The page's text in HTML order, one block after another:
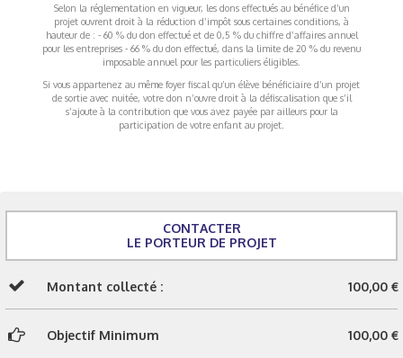
Selon la réglementation en vigueur, les dons effectués au bénéfice d’un
projet ouvrent droit à la réduction d’impôt sous certaines conditions, à
hauteur de : - 60 % du don effectué et de 0,5 % du chiffre d’affaires annuel
pour les entreprises - 66 % du don effectué, dans la limite de 20 % du revenu
imposable annuel pour les particuliers éligibles.
Si vous appartenez au même foyer fiscal qu’un élève bénéficiaire d’un projet
de sortie avec nuitée, votre don n’ouvre droit à la défiscalisation que s’il
s’ajoute à la contribution que vous avez payée par ailleurs pour la
participation de votre enfant au projet.
CONTACTER
LE PORTEUR DE PROJET
Montant collecté : 100,00 €
Objectif Minimum 100,00 €